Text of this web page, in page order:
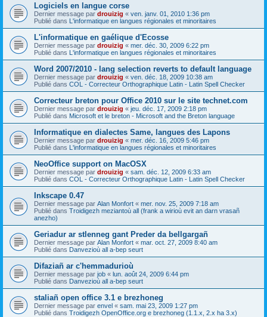
Logiciels en langue corse
Dernier message par drouizig « ven. janv. 01, 2010 1:36 pm
Publié dans L'informatique en langues régionales et minoritaires
L'informatique en gaélique d'Ecosse
Dernier message par drouizig « mer. déc. 30, 2009 6:22 pm
Publié dans L'informatique en langues régionales et minoritaires
Word 2007/2010 - lang selection reverts to default language
Dernier message par drouizig « ven. déc. 18, 2009 10:38 am
Publié dans COL - Correcteur Orthographique Latin - Latin Spell Checker
Correcteur breton pour Office 2010 sur le site technet.com
Dernier message par drouizig « jeu. déc. 17, 2009 2:18 pm
Publié dans Microsoft et le breton - Microsoft and the Breton language
Informatique en dialectes Same, langues des Lapons
Dernier message par drouizig « mer. déc. 16, 2009 5:46 pm
Publié dans L'informatique en langues régionales et minoritaires
NeoOffice support on MacOSX
Dernier message par drouizig « sam. déc. 12, 2009 6:33 am
Publié dans COL - Correcteur Orthographique Latin - Latin Spell Checker
Inkscape 0.47
Dernier message par Alan Monfort « mer. nov. 25, 2009 7:18 am
Publié dans Troidigezh meziantoù all (frank a wirioù evit an darn vrasañ
anezho)
Geriadur ar stlenneg gant Preder da bellgargañ
Dernier message par Alan Monfort « mar. oct. 27, 2009 8:40 am
Publié dans Danvezioù all a-bep seurt
Difaziañ ar c'hemmadurioù
Dernier message par job « lun. août 24, 2009 6:44 pm
Publié dans Danvezioù all a-bep seurt
staliañ open office 3.1 e brezhoneg
Dernier message par envel « sam. mai 23, 2009 1:27 pm
Publié dans Troidigezh OpenOffice.org e brezhoneg (1.1.x, 2.x ha 3.x)